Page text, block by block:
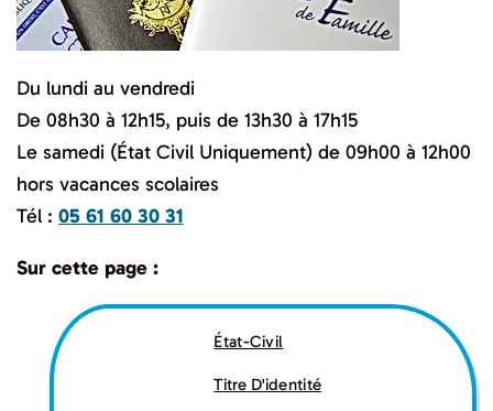
Du lundi au vendredi
De 08h30 à 12h15, puis de 13h30 à 17h15
Le samedi (État Civil Uniquement) de 09h00 à 12h00
hors vacances scolaires
Tél : 05 61 60 30 31
Sur cette page :
État-Civil
Titre D'identité